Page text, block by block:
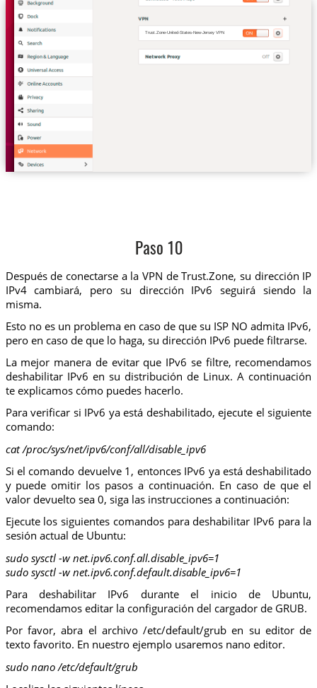
Trust.Zone-United-States-New-Jersey VPN
Paso 10
Después de conectarse a la VPN de Trust.Zone, su dirección IP
IPv4 cambiará, pero su dirección IPv6 seguirá siendo la
misma.
Esto no es un problema en caso de que su ISP NO admita IPv6,
pero en caso de que lo haga, su dirección IPv6 puede filtrarse.
La mejor manera de evitar que IPv6 se filtre, recomendamos
deshabilitar IPv6 en su distribución de Linux. A continuación
te explicamos cómo puedes hacerlo.
Para verificar si IPv6 ya está deshabilitado, ejecute el siguiente
comando:
cat /proc/sys/net/ipv6/conf/all/disable_ipv6
Si el comando devuelve 1, entonces IPv6 ya está deshabilitado
y puede omitir los pasos a continuación. En caso de que el
valor devuelto sea 0, siga las instrucciones a continuación:
Ejecute los siguientes comandos para deshabilitar IPv6 para la
sesión actual de Ubuntu:
sudo sysctl -w net.ipv6.conf.all.disable_ipv6=1
sudo sysctl -w net.ipv6.conf.default.disable_ipv6=1
Para deshabilitar IPv6 durante el inicio de Ubuntu,
recomendamos editar la configuración del cargador de GRUB.
Por favor, abra el archivo /etc/default/grub en su editor de
texto favorito. En nuestro ejemplo usaremos nano editor.
sudo nano /etc/default/grub